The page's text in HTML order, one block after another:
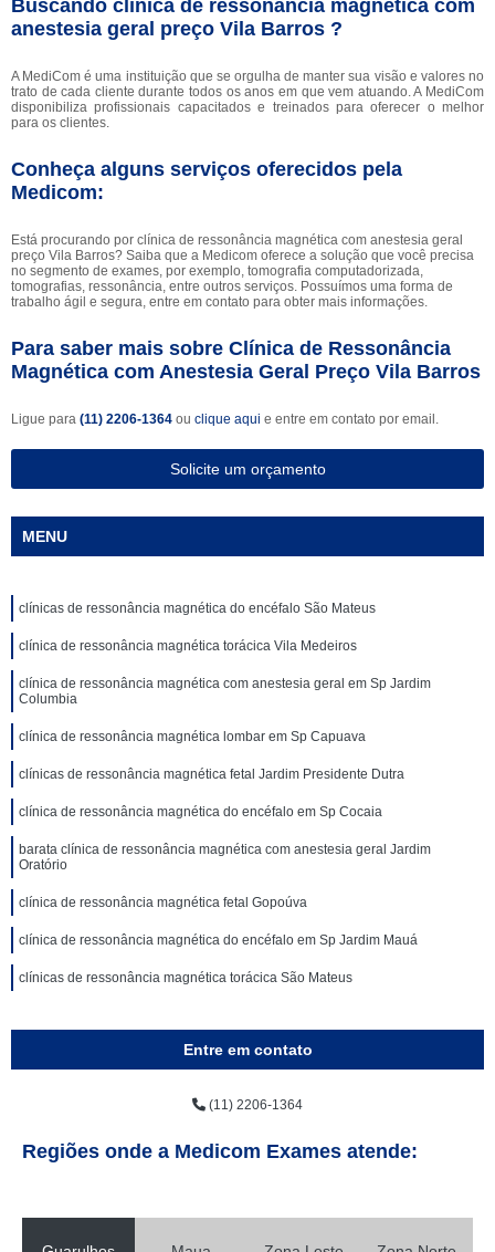
Buscando clínica de ressonância magnética com
anestesia geral preço Vila Barros ?
A MediCom é uma instituição que se orgulha de manter sua visão e valores no
trato de cada cliente durante todos os anos em que vem atuando. A MediCom
disponibiliza profissionais capacitados e treinados para oferecer o melhor
para os clientes.
Conheça alguns serviços oferecidos pela
Medicom:
Está procurando por clínica de ressonância magnética com anestesia geral
preço Vila Barros? Saiba que a Medicom oferece a solução que você precisa
no segmento de exames, por exemplo, tomografia computadorizada,
tomografias, ressonância, entre outros serviços. Possuímos uma forma de
trabalho ágil e segura, entre em contato para obter mais informações.
Para saber mais sobre Clínica de Ressonância
Magnética com Anestesia Geral Preço Vila Barros
Ligue para (11) 2206-1364 ou clique aqui e entre em contato por email.
Solicite um orçamento
MENU
clínicas de ressonância magnética do encéfalo São Mateus
clínica de ressonância magnética torácica Vila Medeiros
clínica de ressonância magnética com anestesia geral em Sp Jardim
Columbia
clínica de ressonância magnética lombar em Sp Capuava
clínicas de ressonância magnética fetal Jardim Presidente Dutra
clínica de ressonância magnética do encéfalo em Sp Cocaia
barata clínica de ressonância magnética com anestesia geral Jardim
Oratório
clínica de ressonância magnética fetal Gopoúva
clínica de ressonância magnética do encéfalo em Sp Jardim Mauá
clínicas de ressonância magnética torácica São Mateus
Entre em contato
(11) 2206-1364
Regiões onde a Medicom Exames atende: